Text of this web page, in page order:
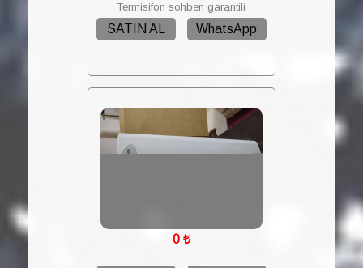
Termisifon sohben garantili
SATIN AL WhatsApp
0₺